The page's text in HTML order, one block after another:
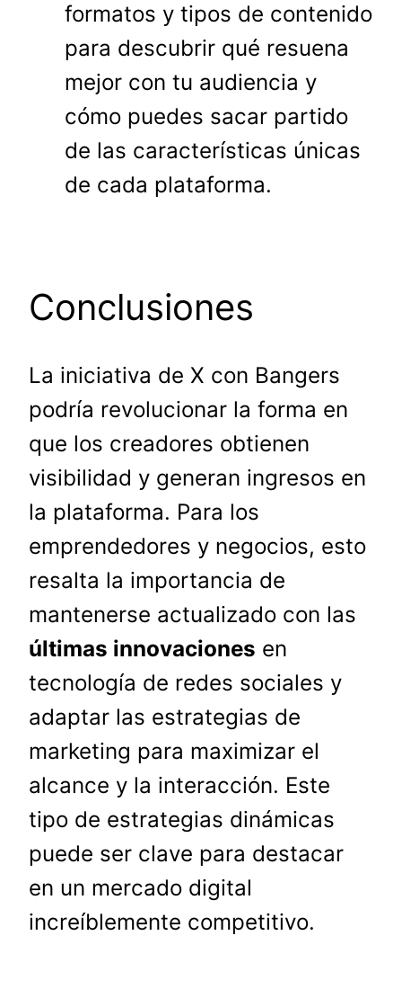
formatos y tipos de contenido
para descubrir qué resuena
mejor con tu audiencia y
cómo puedes sacar partido
de las características únicas
de cada plataforma.
Conclusiones
La iniciativa de X con Bangers
podría revolucionar la forma en
que los creadores obtienen
visibilidad y generan ingresos en
la plataforma. Para los
emprendedores y negocios, esto
resalta la importancia de
mantenerse actualizado con las
últimas innovaciones en
tecnología de redes sociales y
adaptar las estrategias de
marketing para maximizar el
alcance y la interacción. Este
tipo de estrategias dinámicas
puede ser clave para destacar
en un mercado digital
increíblemente competitivo.